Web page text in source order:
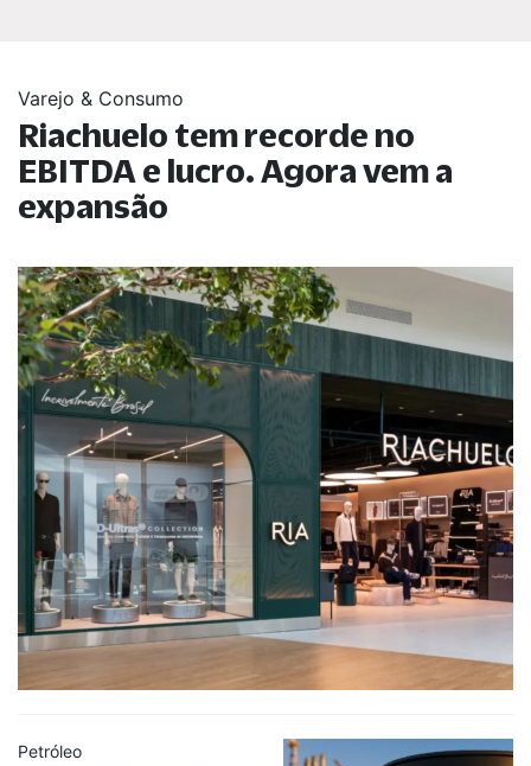
Varejo & Consumo
Riachuelo tem recorde no
EBITDA e lucro. Agora vem a
expansão
Petróleo